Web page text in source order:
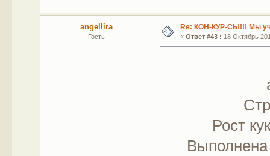
angellira
Гость
Re: КОН-КУР-СЫ!!! Мы
« Ответ #43 : 18 Октябрь
Рост
Выполнена